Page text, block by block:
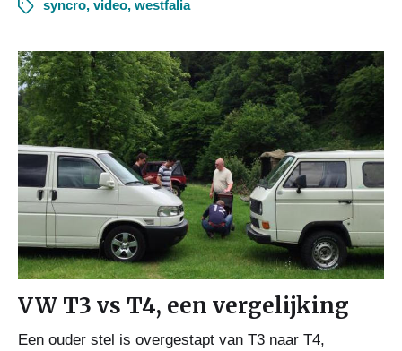
syncro, video, westfalia
VW T3 vs T4, een vergelijking
Een ouder stel is overgestapt van T3 naar T4,